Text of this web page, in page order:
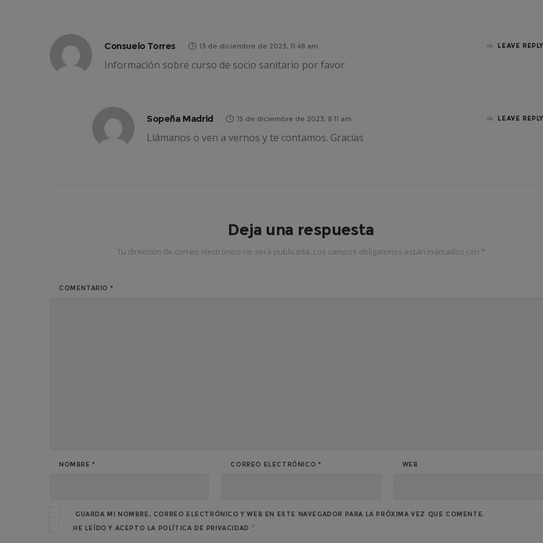
Consuelo Torres LEAVE REPLY
13 de diciembre de 2023, 11:48 am
Información sobre curso de socio sanitario por favor
Sopeña Madrid LEAVE REPLY
15 de diciembre de 2023, 8:11 am
Llámanos o ven a vernos y te contamos. Gracias
Deja una respuesta
Tu dirección de correo electrónico no será publicada. Los campos obligatorios están marcados con *
COMENTARIO *
NOMBRE * CORREO ELECTRÓNICO * WEB
GUARDA MI NOMBRE, CORREO ELECTRÓNICO Y WEB EN ESTE NAVEGADOR PARA LA PRÓXIMA VEZ QUE COMENTE.
HE LEÍDO Y ACEPTO LA POLÍTICA DE PRIVACIDAD *